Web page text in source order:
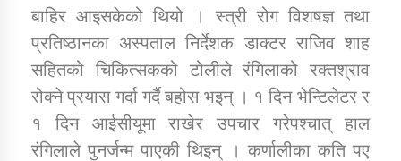
बाहिर आइसकेको थियो । स्त्री रोग विशषज्ञ तथा
प्रतिष्ठानका अस्पताल निर्देशक डाक्टर राजिव शाह
सहितको चिकित्सकको टोलीले रंगिलाको रक्तश्राव
रोक्ने प्रयास गर्दा गर्दै बहोस भइन् । १ दिन भेन्टिलेटर र
१ दिन आईसीयूमा राखेर उपचार गरेपश्चात् हाल
रंगिलाले पुनर्जन्म पाएकी थिइन् । कर्णालीका कति पए